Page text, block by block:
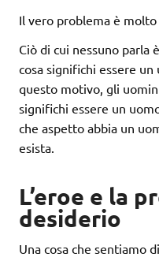
Il vero problema è
Ciò di cui nessuno parla
cosa significhi essere
questo motivo, gli
significhi essere un
che aspetto abbia un
esista.
L’eroe e la
desiderio
Una cosa che sentiamo